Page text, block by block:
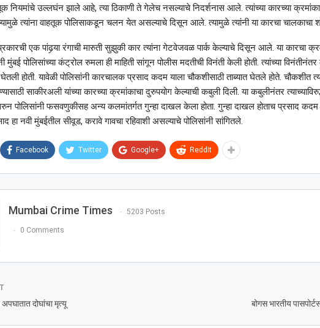
नियमांचे उल्लघंन झाले आहे, त्या ठिकाणी ते गेलेच नसल्याचे निदर्शनास आले. त्यांच्या कारच्या
त्यांना वाहतूक पोलिसाकडून चलन येत असल्याचे दिसून आले. त्यामुळे त्यांनी या कारचा चालकाचा
एक पांढर्‍या रंगाची मारुती सुझुकी कार त्यांना गेटवेजवळ पार्क केल्याचे दिसून आले. या कारचा
मुंबई पोलिसांच्या कंट्रोल रुमला ही माहिती सांगून पोलीस मदतीची विनंती केली होती. त्यांच्या विनंतीनंतर
होती. यावेळी पोलिसांनी कारचालक प्रसाद कदम याला चौकशीसाठी ताब्यात घेतले होते. चौकशीत
साकीरअली यांच्या कारच्या क्रमांकाचा दुरुपयोग केल्याची कबुली दिली. या कबुलीनंतर
पोलिसांनी फसवणुकीसह अन्य कलमांतर्गत गुन्हा दाखल केला होता. गुन्हा दाखल होताच प्रसाद कदम
नवी मुंबईतील सीवूड, करावे गावचा रहिवाशी असल्याचे पोलिसांनी सांगितले.
Facebook Twitter Google+ ReddIt
Mumbai Crime Times 5203 Posts
0 Comments
दोघांचा मृत्यू बोगस भारतीय